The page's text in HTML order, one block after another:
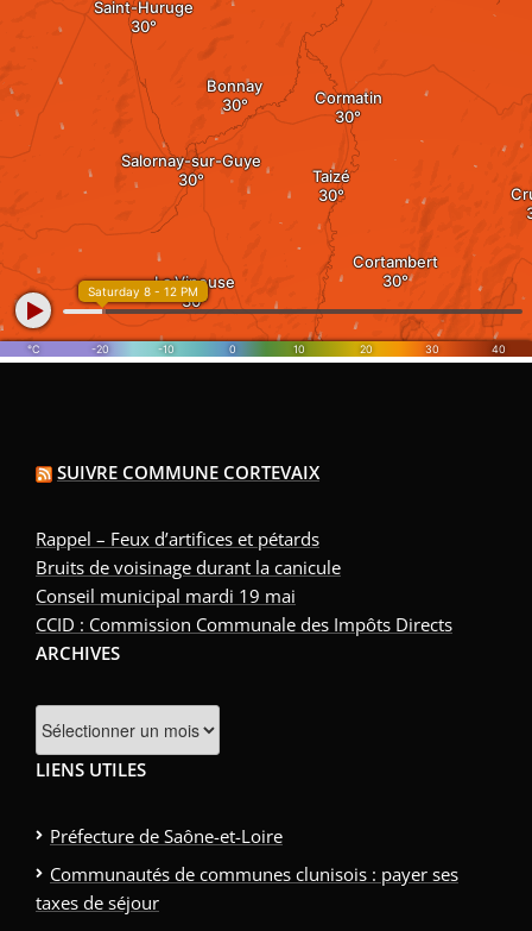
SUIVRE COMMUNE CORTEVAIX
Rappel – Feux d’artifices et pétards
Bruits de voisinage durant la canicule
Conseil municipal mardi 19 mai
CCID : Commission Communale des Impôts Directs
ARCHIVES
Archives
LIENS UTILES
Préfecture de Saône-et-Loire
Communautés de communes clunisois : payer ses
taxes de séjour